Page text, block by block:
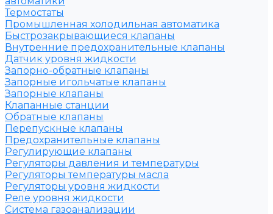
Термостаты
Промышленная холодильная автоматика
Быстрозакрывающиеся клапаны
Внутренние предохранительные клапаны
Датчик уровня жидкости
Запорно-обратные клапаны
Запорные игольчатые клапаны
Запорные клапаны
Клапанные станции
Обратные клапаны
Перепускные клапаны
Предохранительные клапаны
Регулирующие клапаны
Регуляторы давления и температуры
Регуляторы температуры масла
Регуляторы уровня жидкости
Реле уровня жидкости
Система газоанализации